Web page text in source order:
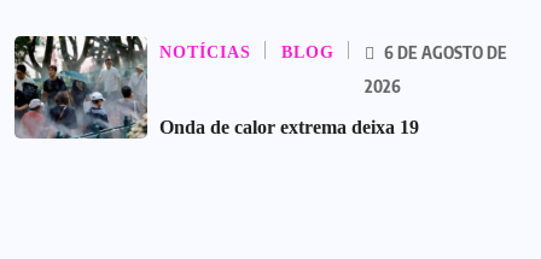
NOTÍCIAS BLOG
6 DE AGOSTO DE
2026
Onda de calor extrema deixa 19